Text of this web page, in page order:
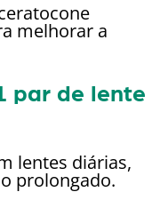
melhorar a
par de lente
lentes diárias,
prolongado.